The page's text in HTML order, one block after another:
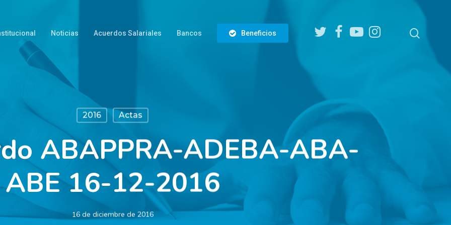
Noticias Acuerdos Salariales Bancos Beneficios
twitter facebookyoutubeinstagram
2016 Actas
ABAPPRA-ADEBA-ABA-
ABE 16-12-2016
16 de diciembre de 2016